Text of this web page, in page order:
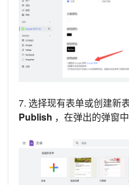
7. 选择现有表单或创建新
Publish ，在弹出的弹窗